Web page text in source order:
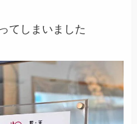
てしまいました